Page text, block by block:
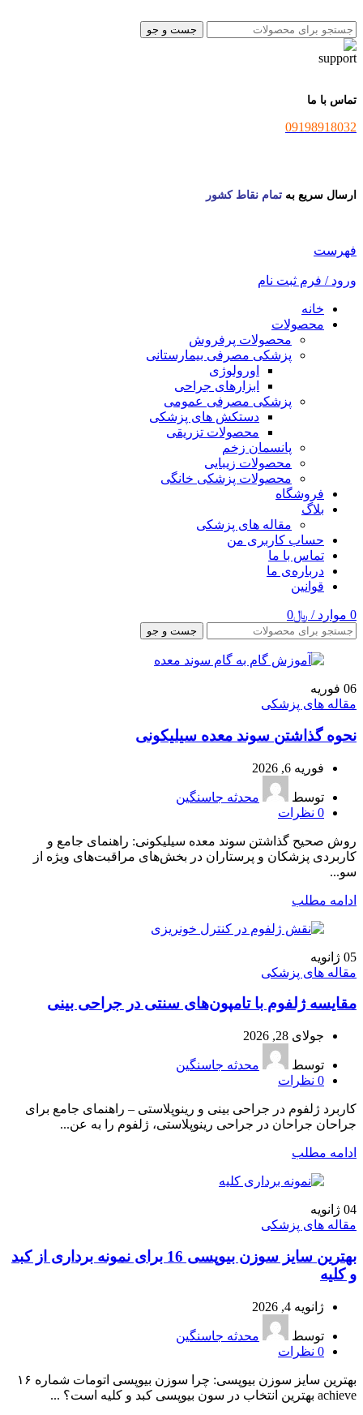
جست و جو
تماس با ما
09198918032
ارسال سریع به تمام نقاط کشور
فهرست
ورود / فرم ثبت نام
خانه
محصولات
محصولات پرفروش
پزشکی مصرفی بیمارستانی
اورولوژی
ابزارهای جراحی
پزشکی مصرفی عمومی
دستکش های پزشکی
محصولات تزریقی
پانسمان زخم
محصولات زیبایی
محصولات پزشکی خانگی
فروشگاه
بلاگ
مقاله های پزشکی
حساب کاربری من
تماس با ما
درباره‌ی ما
قوانین
0 موارد / ﷼0
جست و جو
06 فوریه
مقاله های پزشکی
نحوه گذاشتن سوند معده سیلیکونی
فوریه 6, 2026
توسط
محدثه جاسنگین
0 نظرات
روش صحیح گذاشتن سوند معده سیلیکونی: راهنمای جامع و
کاربردی پزشکان و پرستاران در بخش‌های مراقبت‌های ویژه از
سو...
ادامه مطلب
05 ژانویه
مقاله های پزشکی
مقایسه ژلفوم با تامپون‌های سنتی در جراحی بینی
جولای 28, 2026
توسط
محدثه جاسنگین
0 نظرات
کاربرد ژلفوم در جراحی بینی و رینوپلاستی – راهنمای جامع برای
جراحان جراحان در جراحی رینوپلاستی، ژلفوم را به عن...
ادامه مطلب
04 ژانویه
مقاله های پزشکی
بهترین سایز سوزن بیوپسی 16 برای نمونه برداری از کبد
و کلیه
ژانویه 4, 2026
توسط
محدثه جاسنگین
0 نظرات
بهترین سایز سوزن بیوپسی: چرا سوزن بیوپسی اتومات شماره ۱۶
achieve بهترین انتخاب در سون بیوپسی کبد و کلیه است؟ ...